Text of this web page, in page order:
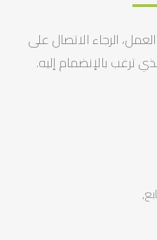
الرجاء الاتصال على
ترغب بالإنضمام إليه.